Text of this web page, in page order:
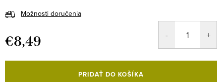
Možnosti doručenia
€8,49
cena:
PRIDAŤ DO KOŠÍKA